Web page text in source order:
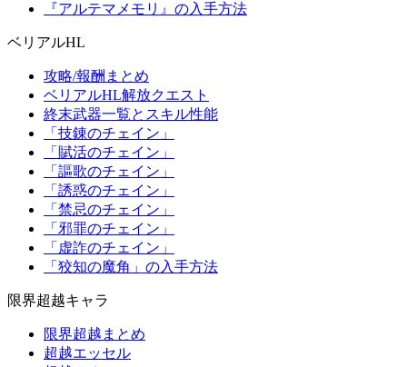
『アルテマメモリ』の入手方法
ベリアルHL
攻略/報酬まとめ
ベリアルHL解放クエスト
終末武器一覧とスキル性能
「技錬のチェイン」
「賦活のチェイン」
「謳歌のチェイン」
「誘惑のチェイン」
「禁忌のチェイン」
「邪罪のチェイン」
「虚詐のチェイン」
「狡知の魔角」の入手方法
限界超越キャラ
限界超越まとめ
超越エッセル